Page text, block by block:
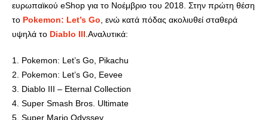
ευρωπαϊκού eShop για το Νοέμβριο του 2018. Στην πρώτη θέση
το Pokemon: Let’s Go , ενώ κατά πόδας ακολιυθεί σταθερά
υψηλά το Diablo III .Αναλυτικά:
1. Pokemon: Let’s Go, Pikachu
2. Pokemon: Let’s Go, Eevee
3. Diablo III – Eternal Collection
4. Super Smash Bros. Ultimate
5. Super Mario Odyssey